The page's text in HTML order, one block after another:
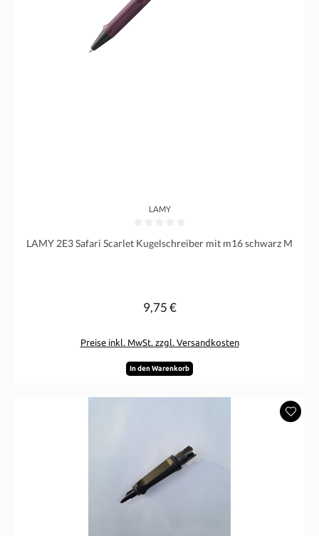
LAMY
LAMY 2E3 Safari Scarlet Kugelschreiber mit m16 schwarz M
Regulärer Preis:
9,75 €
Preise inkl. MwSt. zzgl. Versandkosten
In den Warenkorb